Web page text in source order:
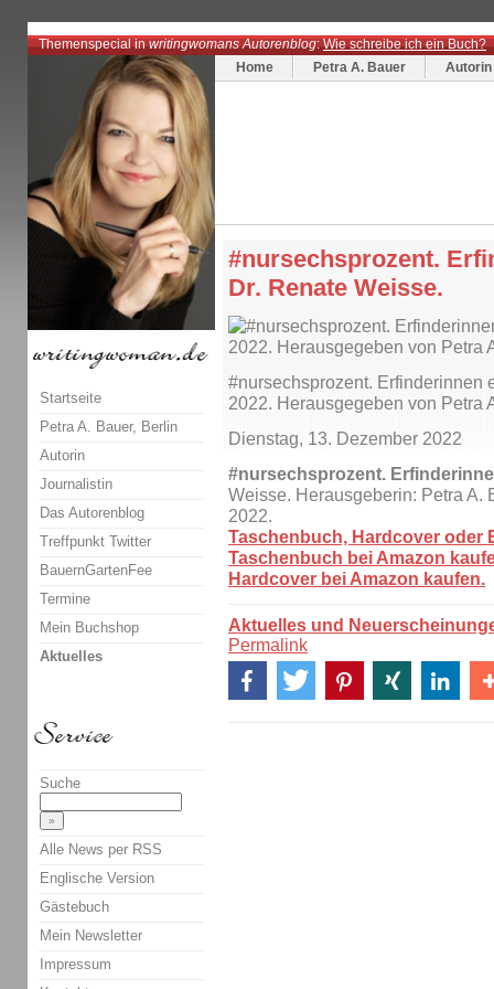
Themenspecial inwritingwomans Autorenblog:Wie schreibe ich ein Buch?
Home
Petra A. Bauer Autorin
#nursechsprozent.
Dr. Renate Weisse.
#nursechsprozent. Erfinderinnen
2022. Herausgegeben von Petra
Dienstag, 13. Dezember 2022
#nursechsprozent.
Weisse. Herausgeberin: Petra A.
2022.
Taschenbuch, Hardcover oder
Taschenbuch bei Amazon
Hardcover bei Amazon kaufen.
Aktuelles und
Permalink
Startseite
Petra A. Bauer, Berlin
Autorin
Journalistin
Das Autorenblog
Treffpunkt Twitter
BauernGartenFee
Termine
Mein Buchshop
Aktuelles
Suche
Alle News per RSS
Englische Version
Gästebuch
Mein Newsletter
Impressum